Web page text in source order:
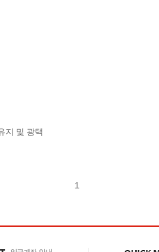
지 및 광택
1